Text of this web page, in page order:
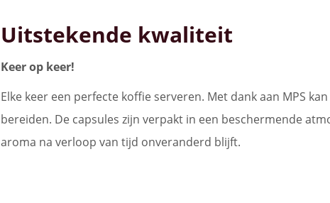
Uitstekende kwaliteit
Keer op keer!
Elke keer een perfecte koffie serveren. Met dank aan MPS
bereiden. De capsules zijn verpakt in een beschermende
aroma na verloop van tijd onveranderd blijft.